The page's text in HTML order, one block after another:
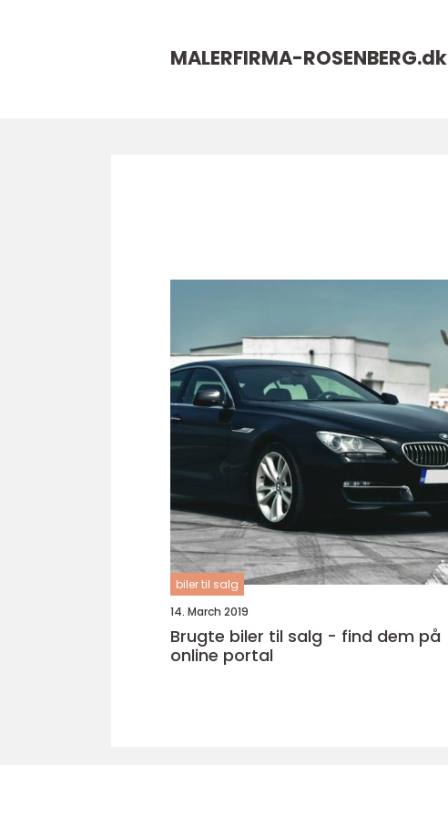
MALERFIRMA-ROSENBERG.dk
biler til salg
14. March 2019
Brugte biler til salg - find dem på
online portal